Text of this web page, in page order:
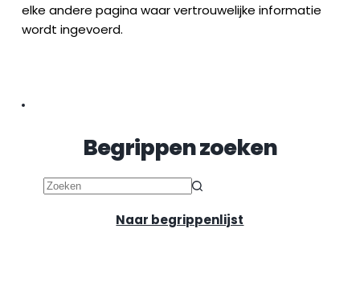
elke andere pagina waar vertrouwelijke informatie
wordt ingevoerd.
Begrippen zoeken
Naar begrippenlijst